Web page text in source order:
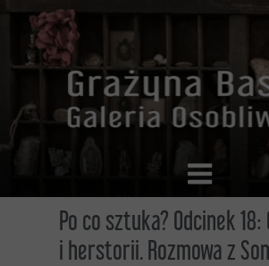
Po co sztuka? Odcinek
i herstorii. Rozmowa z